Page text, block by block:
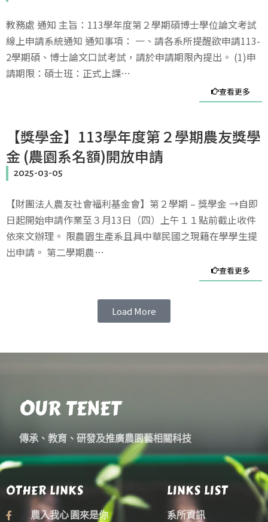
教務處 通知 主旨：113學年度第２學期碩博士學位論文考試
線上申請系統通知 通知事項： 一、請各系所提醒欲申請113-
2學期碩、博士論文口試考試，請於申請期限內提出。 (1)申
請期限：碩士班：正式上課…
查看更多
【獎學金】113學年度第２學期農友獎學
金 (農園系名額)開放申請
2025-03-05
【財團法人農友社會福利基金會】第２學期 – 獎學金 →自即
日起開始申請作業至３月13日（四）上午１１點前截止收件
依來文辦理。 限農園生產系且具中華民國之現籍在學學生提
出申請。 第二學期農…
查看更多
Load More
LINKS LIST
系所資訊
OTHER LINKS
農入我心 園來是你
OUR TENET
傳承、教育、研發及推廣農園藝相關科技